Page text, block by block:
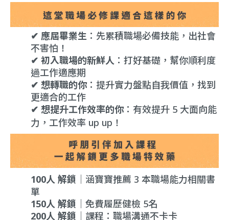
✔ 應屆畢業生 ：先累積職場必備技能，出社會
不害怕！
✔ 初入職場的新鮮人 ：打好基礎，幫你順利度
過工作適應期
✔ 想轉職的你：提升實力盤點自我價值，找到
更適合的工作
✔ 想提升工作效率的你：有效提升 5 大面向能
力，工作效率 up up！
100人 解鎖 ｜涵寶寶推薦 3 本職場能力相關書
單
150人 解鎖 ｜免費履歷健檢 5名
200人 解鎖 ｜課程：職場溝通不卡卡